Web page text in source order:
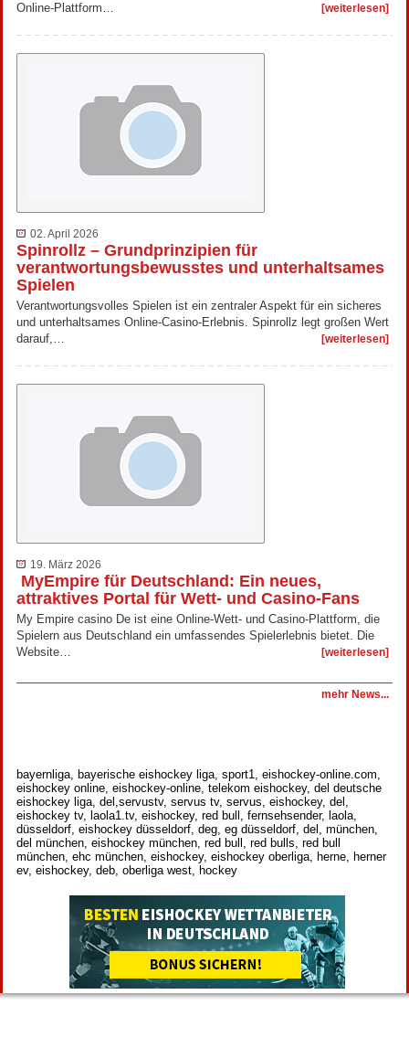
Online-Plattform…
[weiterlesen]
02. April 2026
Spinrollz – Grundprinzipien für
verantwortungsbewusstes und unterhaltsames
Spielen
Verantwortungsvolles Spielen ist ein zentraler Aspekt für ein sicheres
und unterhaltsames Online-Casino-Erlebnis. Spinrollz legt großen Wert
darauf,…
[weiterlesen]
19. März 2026
MyEmpire für Deutschland: Ein neues,
attraktives Portal für Wett- und Casino-Fans
My Empire casino De ist eine Online-Wett- und Casino-Plattform, die
Spielern aus Deutschland ein umfassendes Spielerlebnis bietet. Die
Website…
[weiterlesen]
mehr News...
bayernliga, bayerische eishockey liga, sport1, eishockey-online.com,
eishockey online, eishockey-online, telekom eishockey, del deutsche
eishockey liga, del,servustv, servus tv, servus, eishockey, del,
eishockey tv, laola1.tv, eishockey, red bull, fernsehsender, laola,
düsseldorf, eishockey düsseldorf, deg, eg düsseldorf, del, münchen,
del münchen, eishockey münchen, red bull, red bulls, red bull
münchen, ehc münchen, eishockey, eishockey oberliga, herne, herner
ev, eishockey, deb, oberliga west, hockey